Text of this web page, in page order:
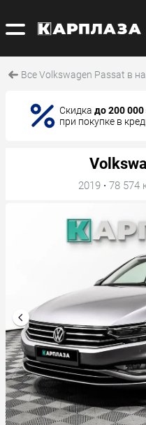
Все Volkswagen Passat в
Скидка до 200
при покупке в
2019 · 78 574